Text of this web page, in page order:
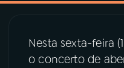
03PROGRAMAÇÃO
04 PROGRAMAS
Nesta sexta-feira
o concerto de